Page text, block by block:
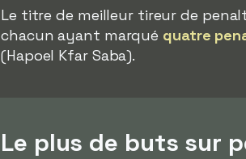
Le titre de meilleur tireur de
chacun ayant marqué quatre
(Hapoel Kfar Saba).
Le plus de buts sur